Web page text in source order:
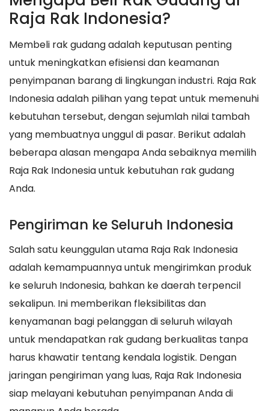
Raja Rak Indonesia?
Membeli rak gudang adalah keputusan penting
untuk meningkatkan efisiensi dan keamanan
penyimpanan barang di lingkungan industri. Raja Rak
Indonesia adalah pilihan yang tepat untuk memenuhi
kebutuhan tersebut, dengan sejumlah nilai tambah
yang membuatnya unggul di pasar. Berikut adalah
beberapa alasan mengapa Anda sebaiknya memilih
Raja Rak Indonesia untuk kebutuhan rak gudang
Anda.
Pengiriman ke Seluruh Indonesia
Salah satu keunggulan utama Raja Rak Indonesia
adalah kemampuannya untuk mengirimkan produk
ke seluruh Indonesia, bahkan ke daerah terpencil
sekalipun. Ini memberikan fleksibilitas dan
kenyamanan bagi pelanggan di seluruh wilayah
untuk mendapatkan rak gudang berkualitas tanpa
harus khawatir tentang kendala logistik. Dengan
jaringan pengiriman yang luas, Raja Rak Indonesia
siap melayani kebutuhan penyimpanan Anda di